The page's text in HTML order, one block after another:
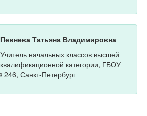
Певнева Татьяна Владимировна
Учитель начальных классов высшей
квалификационной категории, ГБОУ
Санкт-Петербург